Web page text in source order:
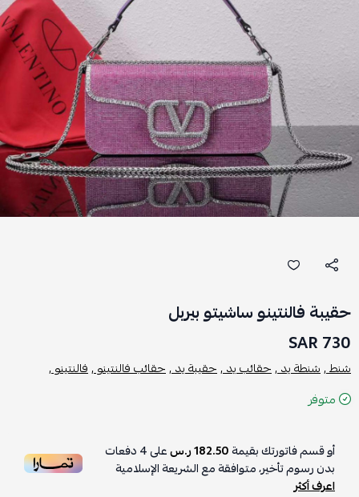
حقيبة فالنتينو ساشيتو بيربل
730 SAR
شنط ,شنطة يد ,حقائب يد ,حقيبة يد ,حقائب فالنتينو ,فالنتينو ,
متوفر
أو قسم فاتورتك بقيمة182.50 ر.س على4دفعات
بدون رسوم تأخير، متوافقة مع الشريعة الإسلامية
اعرف أكثر